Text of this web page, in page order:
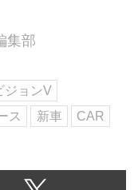
ック アーキテク
チャ (VAN.CA) をベ
端の内燃機関搭載
る。
集部
ジョンV
ス 新車
CAR